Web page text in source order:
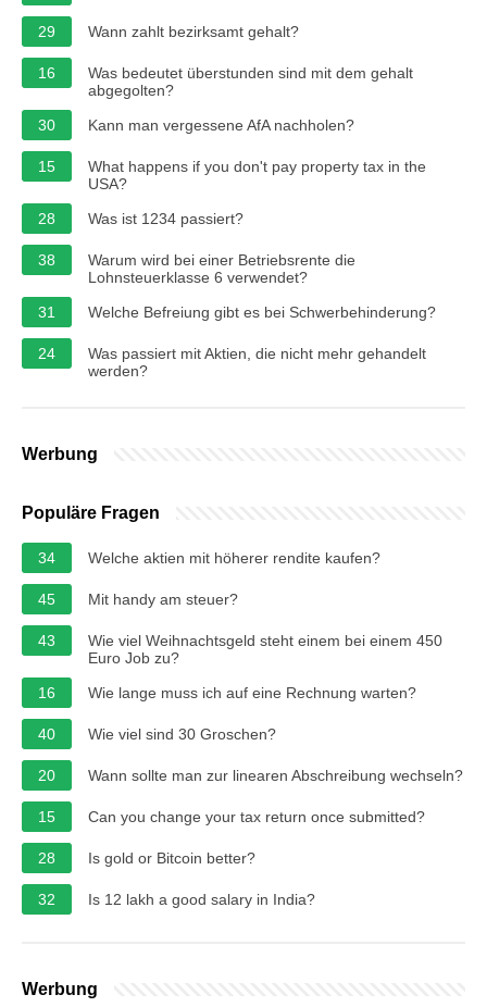
29 Wann zahlt bezirksamt gehalt?
16
Was bedeutet überstunden sind mit dem gehalt
abgegolten?
30
Kann man vergessene AfA nachholen?
15
What happens if you don't pay property tax in the
USA?
28
Was ist 1234 passiert?
38
Warum wird bei einer Betriebsrente die
Lohnsteuerklasse 6 verwendet?
31
Welche Befreiung gibt es bei Schwerbehinderung?
24
Was passiert mit Aktien, die nicht mehr gehandelt
werden?
Werbung
Populäre Fragen
34 Welche aktien mit höherer rendite kaufen?
45 Mit handy am steuer?
43
Wie viel Weihnachtsgeld steht einem bei einem 450
Euro Job zu?
16
Wie lange muss ich auf eine Rechnung warten?
40 Wie viel sind 30 Groschen?
20 Wann sollte man zur linearen Abschreibung wechseln?
15 Can you change your tax return once submitted?
28 Is gold or Bitcoin better?
32 Is 12 lakh a good salary in India?
Werbung